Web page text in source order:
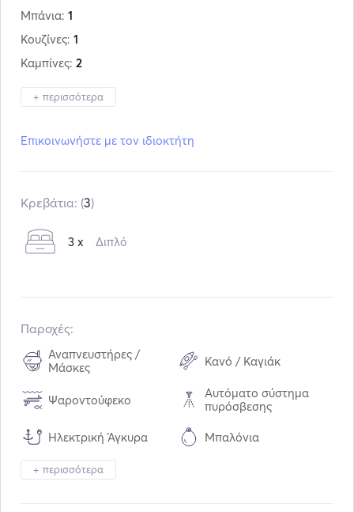
Μπάνια: 1
Κουζίνες: 1
Καμπίνες: 2
+ περισσότερα
Κινητήρας:2 x 230 ίπποι
Κατανάλωση:90 λίτρα /ώρα
Επικοινωνήστε με τον ιδιοκτήτη
Κρεβάτια: (3)
3 x Διπλό
Παροχές:
Αναπνευστήρες /
Μάσκες
Κανό / Καγιάκ
Ψαροντούφεκο
Αυτόματο σύστημα
πυρόσβεσης
Ηλεκτρική Άγκυρα Μπαλόνια
Πιστόλι φωτοβολίδας
+ περισσότερα